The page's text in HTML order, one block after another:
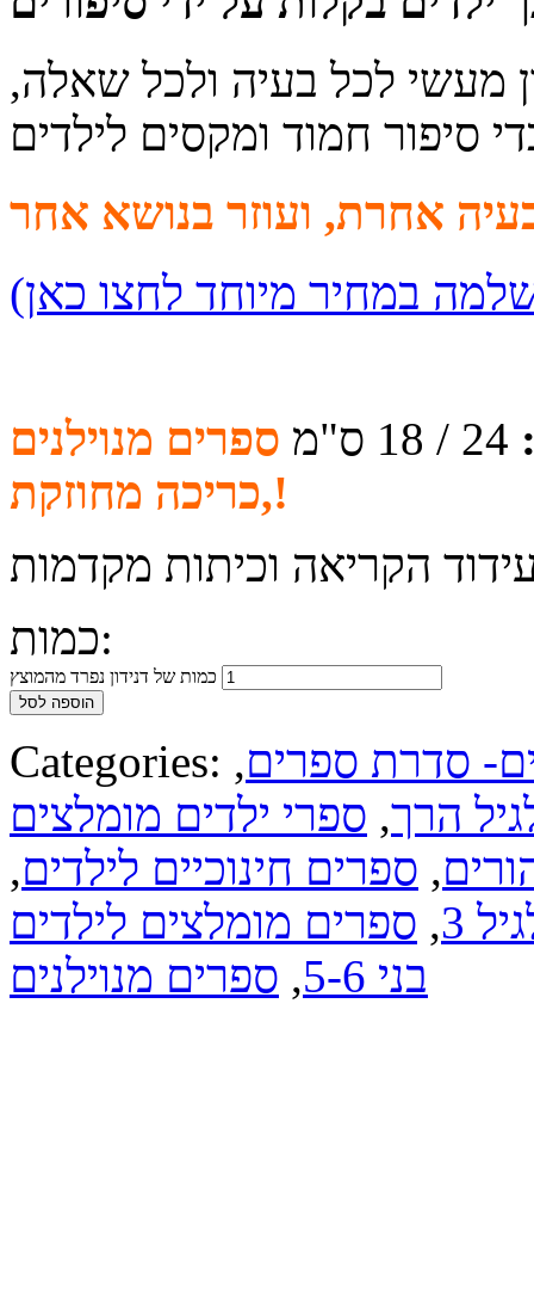
מעשי לכל בעיה ולכל שאלה,
סיפור חמוד ומקסים לילדים
ספרים מנוילנים
,כריכה מחוזקת!
הקריאה וכיתות מקדמות
כמות:
כמות של דנידון נפרד מהמוצץ
הוספה לסל
Categories: סדרת ספרים,
הרך, ספרי ילדים מומלצים
, ספרים חינוכיים לילדים,
3
, ספרים מומלצים לילדים
בני 5-6
, ספרים מנוילנים